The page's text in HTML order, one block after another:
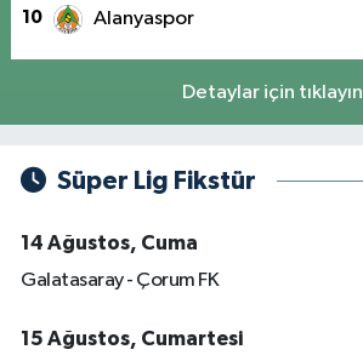
10 Alanyaspor
Detaylar için tıklayın
Süper Lig Fikstür
14 Ağustos, Cuma
Galatasaray - Çorum FK
15 Ağustos, Cumartesi